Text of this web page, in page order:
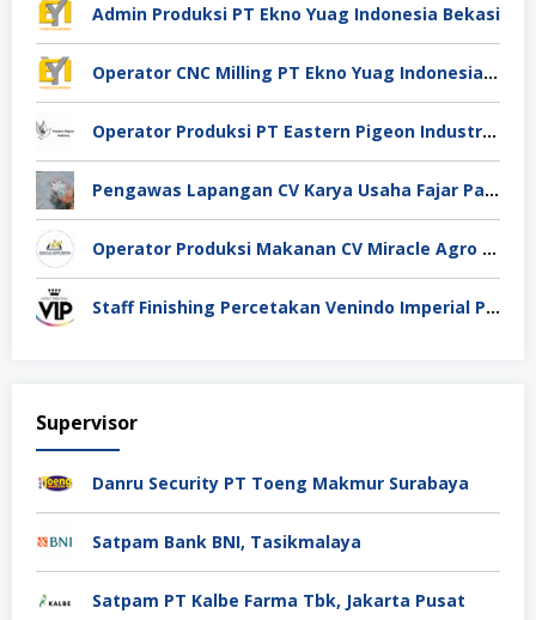
Admin Produksi PT Ekno Yuag Indonesia Bekasi
Operator CNC Milling PT Ekno Yuag Indonesia Bekasi
Operator Produksi PT Eastern Pigeon Industry Deli Serdang
Pengawas Lapangan CV Karya Usaha Fajar Pasuruan
Operator Produksi Makanan CV Miracle Agro Spices Sidoarjo
Staff Finishing Percetakan Venindo Imperial Perkasa Bandung Kota
Supervisor
Danru Security PT Toeng Makmur Surabaya
Satpam Bank BNI, Tasikmalaya
Satpam PT Kalbe Farma Tbk, Jakarta Pusat